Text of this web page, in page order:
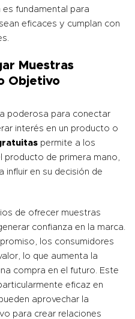
fundamental para
eficaces y cumplan con
Muestras
Objetivo
poderosa para conectar
interés en un producto o
permite a los
producto de primera mano,
influir en su decisión de
de ofrecer muestras
confianza en la marca.
los consumidores
lo que aumenta la
compra en el futuro. Este
eficaz en
aprovechar la
para crear relaciones